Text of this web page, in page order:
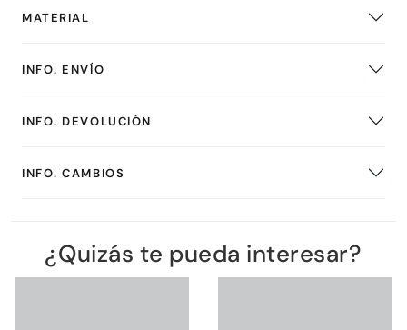
MATERIAL
INFO. ENVÍO
INFO. DEVOLUCIÓN
INFO. CAMBIOS
¿Quizás te pueda interesar?